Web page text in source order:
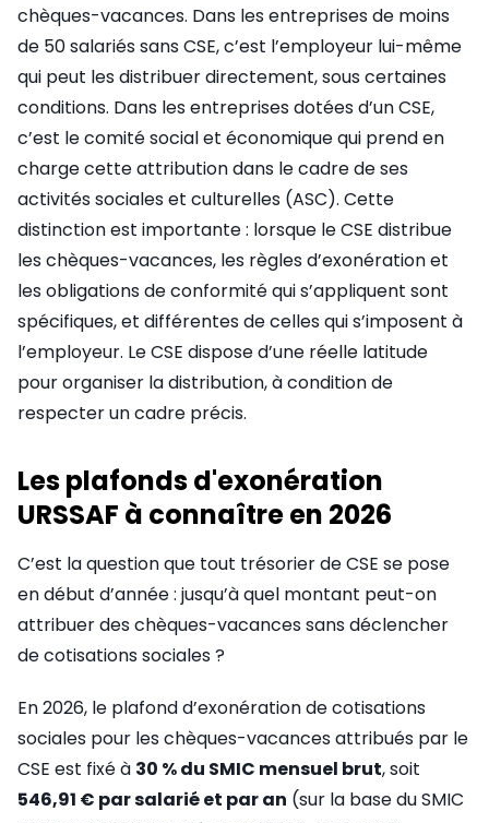
chèques-vacances. Dans les entreprises de moins
de 50 salariés sans CSE, c’est l’employeur lui-même
qui peut les distribuer directement, sous certaines
conditions. Dans les entreprises dotées d’un CSE,
c’est le comité social et économique qui prend en
charge cette attribution dans le cadre de ses
activités sociales et culturelles (ASC). Cette
distinction est importante : lorsque le CSE distribue
les chèques-vacances, les règles d’exonération et
les obligations de conformité qui s’appliquent sont
spécifiques, et différentes de celles qui s’imposent à
l’employeur. Le CSE dispose d’une réelle latitude
pour organiser la distribution, à condition de
respecter un cadre précis.
Les plafonds d'exonération
URSSAF à connaître en 2026
C’est la question que tout trésorier de CSE se pose
en début d’année : jusqu’à quel montant peut-on
attribuer des chèques-vacances sans déclencher
de cotisations sociales ?
En 2026, le plafond d’exonération de cotisations
sociales pour les chèques-vacances attribués par le
CSE est fixé à 30 % du SMIC mensuel brut, soit
546,91 € par salarié et par an (sur la base du SMIC